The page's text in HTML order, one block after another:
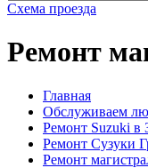
Схема проезда
Ремонт
Главная
Обслуживаем
Ремонт Suzuki в
Ремонт Сузуки
Ремонт